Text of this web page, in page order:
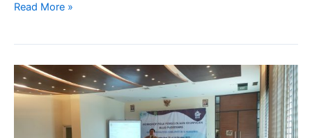
Read More »
Workshop
PPK
BLUD
Puskesmas